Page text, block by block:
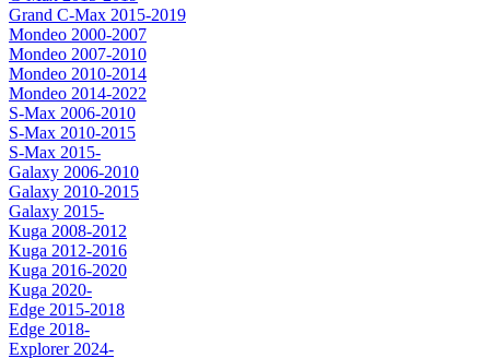
Grand C-Max 2015-2019
Mondeo 2000-2007
Mondeo 2007-2010
Mondeo 2010-2014
Mondeo 2014-2022
S-Max 2006-2010
S-Max 2010-2015
S-Max 2015-
Galaxy 2006-2010
Galaxy 2010-2015
Galaxy 2015-
Kuga 2008-2012
Kuga 2012-2016
Kuga 2016-2020
Kuga 2020-
Edge 2015-2018
Edge 2018-
Explorer 2024-